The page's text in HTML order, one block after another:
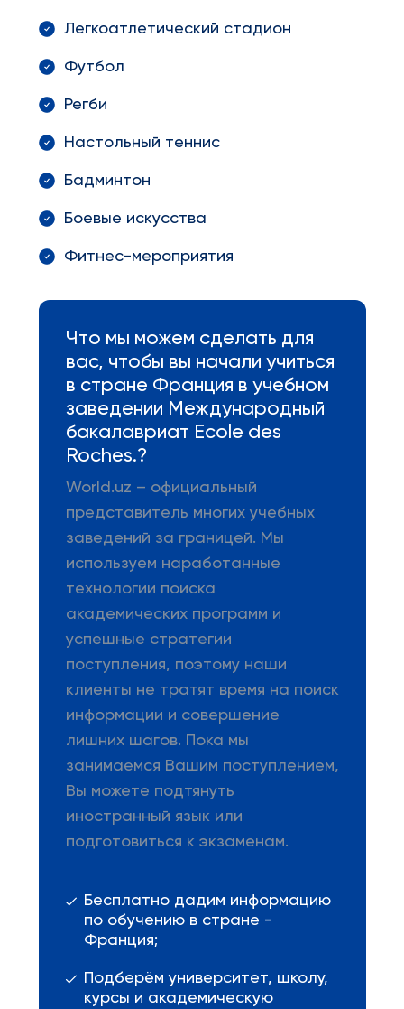
Легкоатлетический стадион
Футбол
Регби
Настольный теннис
Бадминтон
Боевые искусства
Фитнес-мероприятия
Что мы можем сделать для
вас, чтобы вы начали учиться
в стране Франция в учебном
заведении Международный
бакалавриат Ecole des
Roches.?
World.uz – официальный
представитель многих учебных
заведений за границей. Мы
используем наработанные
технологии поиска
академических программ и
успешные стратегии
поступления, поэтому наши
клиенты не тратят время на поиск
информации и совершение
лишних шагов. Пока мы
занимаемся Вашим поступлением,
Вы можете подтянуть
иностранный язык или
подготовиться к экзаменам.
Бесплатно дадим информацию
по обучению в стране -
Франция;
Подберём университет, школу,
курсы и академическую